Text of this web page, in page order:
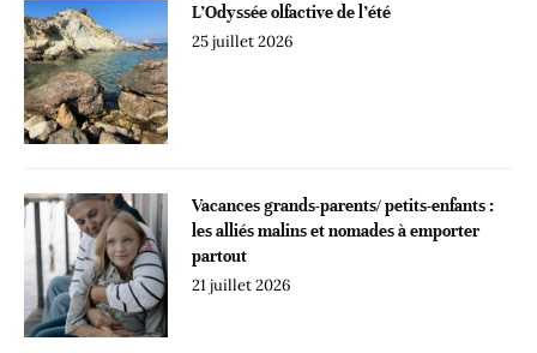
L’Odyssée olfactive de l’été
25 juillet 2026
Vacances grands-parents/ petits-enfants :
les alliés malins et nomades à emporter
partout
21 juillet 2026